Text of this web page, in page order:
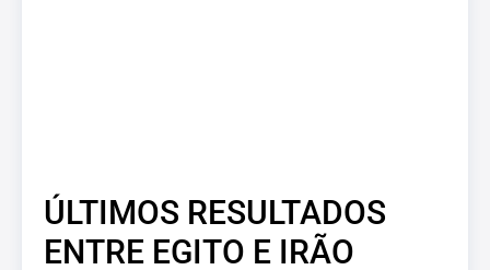
ÚLTIMOS RESULTADOS
ENTRE EGITO E IRÃO